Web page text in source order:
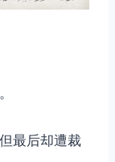
最后却遭裁